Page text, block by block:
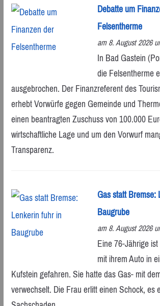
Debatte um
Felsentherme
am 8. August 2026
In Bad Gastein
die Felsentherme
ausgebrochen. Der Finanzreferent des
erhebt Vorwürfe gegen Gemeinde und
einen beantragten Zuschuss von 100.000
wirtschaftliche Lage und um den Vorwurf
Transparenz.
Gas statt
Baugrube
am 8. August 2026
Eine 76-Jährige
mit ihrem Auto in
Kufstein gefahren. Sie hatte das Gas- mit
verwechselt. Die Frau erlitt einen Schock, es